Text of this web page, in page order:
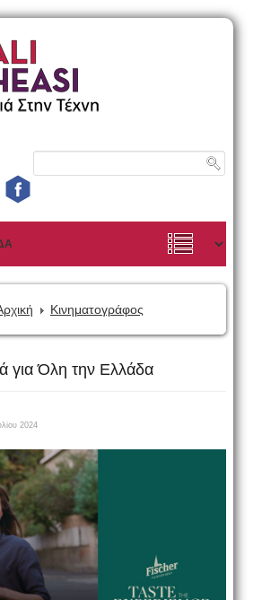
Κινηματογράφος
για Όλη την Ελλάδα
2024